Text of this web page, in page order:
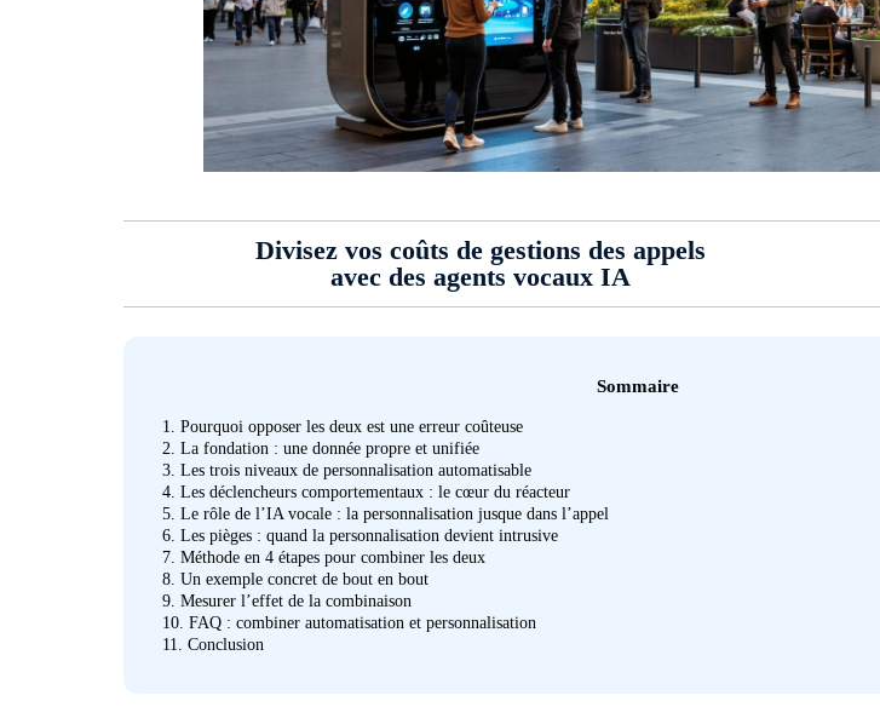
Divisez vos coûts de gestions des appels
avec des agents vocaux IA
Sommaire
1. Pourquoi opposer les deux est une erreur coûteuse
2. La fondation : une donnée propre et unifiée
3. Les trois niveaux de personnalisation automatisable
4. Les déclencheurs comportementaux : le cœur du réacteur
5. Le rôle de l’IA vocale : la personnalisation jusque dans l’appel
6. Les pièges : quand la personnalisation devient intrusive
7. Méthode en 4 étapes pour combiner les deux
8. Un exemple concret de bout en bout
9. Mesurer l’effet de la combinaison
10. FAQ : combiner automatisation et personnalisation
11. Conclusion